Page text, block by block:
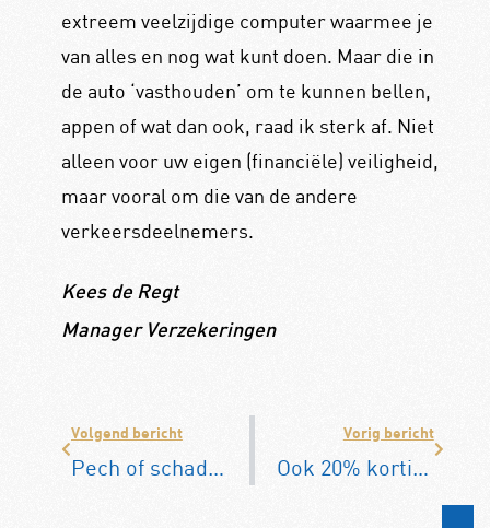
extreem veelzijdige computer waarmee je
van alles en nog wat kunt doen. Maar die in
de auto ‘vasthouden’ om te kunnen bellen,
appen of wat dan ook, raad ik sterk af. Niet
alleen voor uw eigen (financiële) veiligheid,
maar vooral om die van de andere
verkeersdeelnemers.
Kees de Regt
Manager Verzekeringen
Volgend bericht
Pech of schade?
Vorig bericht
Ook 20% korting?